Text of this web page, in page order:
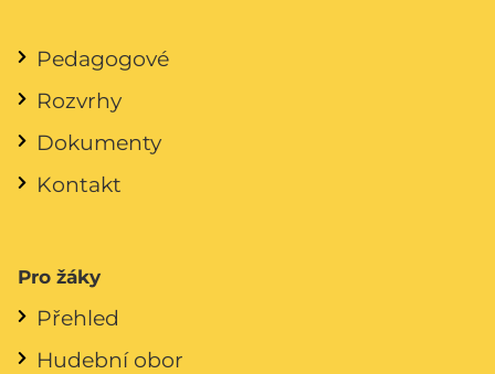
Pedagogové
Rozvrhy
Dokumenty
Kontakt
Pro žáky
Přehled
Hudební obor